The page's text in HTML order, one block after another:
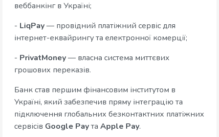
веббанкінг в Україні;
- LiqPay— провідний платіжний сервіс для
інтернет-еквайрингу та електронної комерції;
- PrivatMoney— власна система миттєвих
грошових переказів.
Банк став першим фінансовим інститутом в
Україні, який забезпечив пряму інтеграцію та
підключення глобальних безконтактних платіжних
сервісів Google Payта Apple Pay.